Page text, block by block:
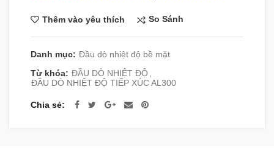
Thêm vào yêu thích So Sánh
Danh mục: Đầu dò nhiệt độ bề mặt
Từ khóa: ĐẦU DÒ NHIỆT ĐỘ
ĐẦU DÒ NHIỆT ĐỘ TIẾP XÚC AL300
Chia sẻ